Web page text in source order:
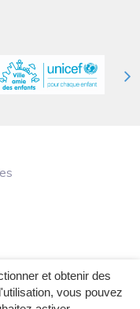
et obtenir des
vous pouvez